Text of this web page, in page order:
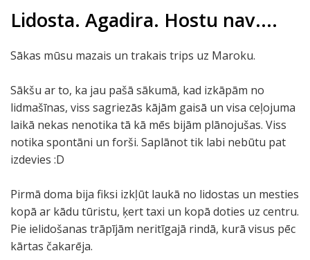
Lidosta. Agadira. Hostu nav....
Sākas mūsu mazais un trakais trips uz Maroku.
Sākšu ar to, ka jau pašā sākumā, kad izkāpām no
lidmašīnas, viss sagriezās kājām gaisā un visa ceļojuma
laikā nekas nenotika tā kā mēs bijām plānojušas. Viss
notika spontāni un forši. Saplānot tik labi nebūtu pat
izdevies :D
Pirmā doma bija fiksi izkļūt laukā no lidostas un mesties
kopā ar kādu tūristu, ķert taxi un kopā doties uz centru.
Pie ielidošanas trāpījām neritīgajā rindā, kurā visus pēc
kārtas čakarēja.